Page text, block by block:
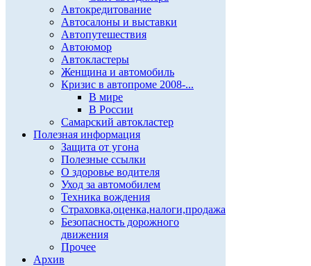
Автокредитование
Автосалоны и выставки
Автопутешествия
Автоюмор
Автокластеры
Женщина и автомобиль
Кризис в автопроме 2008-...
В мире
В России
Самарский автокластер
Полезная информация
Защита от угона
Полезные ссылки
О здоровье водителя
Уход за автомобилем
Техника вождения
Страховка,оценка,налоги,продажа
Безопасность дорожного
движения
Прочее
Архив